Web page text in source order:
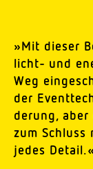
»Mit dieser
licht- und
Weg
der
derung,
zum Schluss
jedes Detail.«